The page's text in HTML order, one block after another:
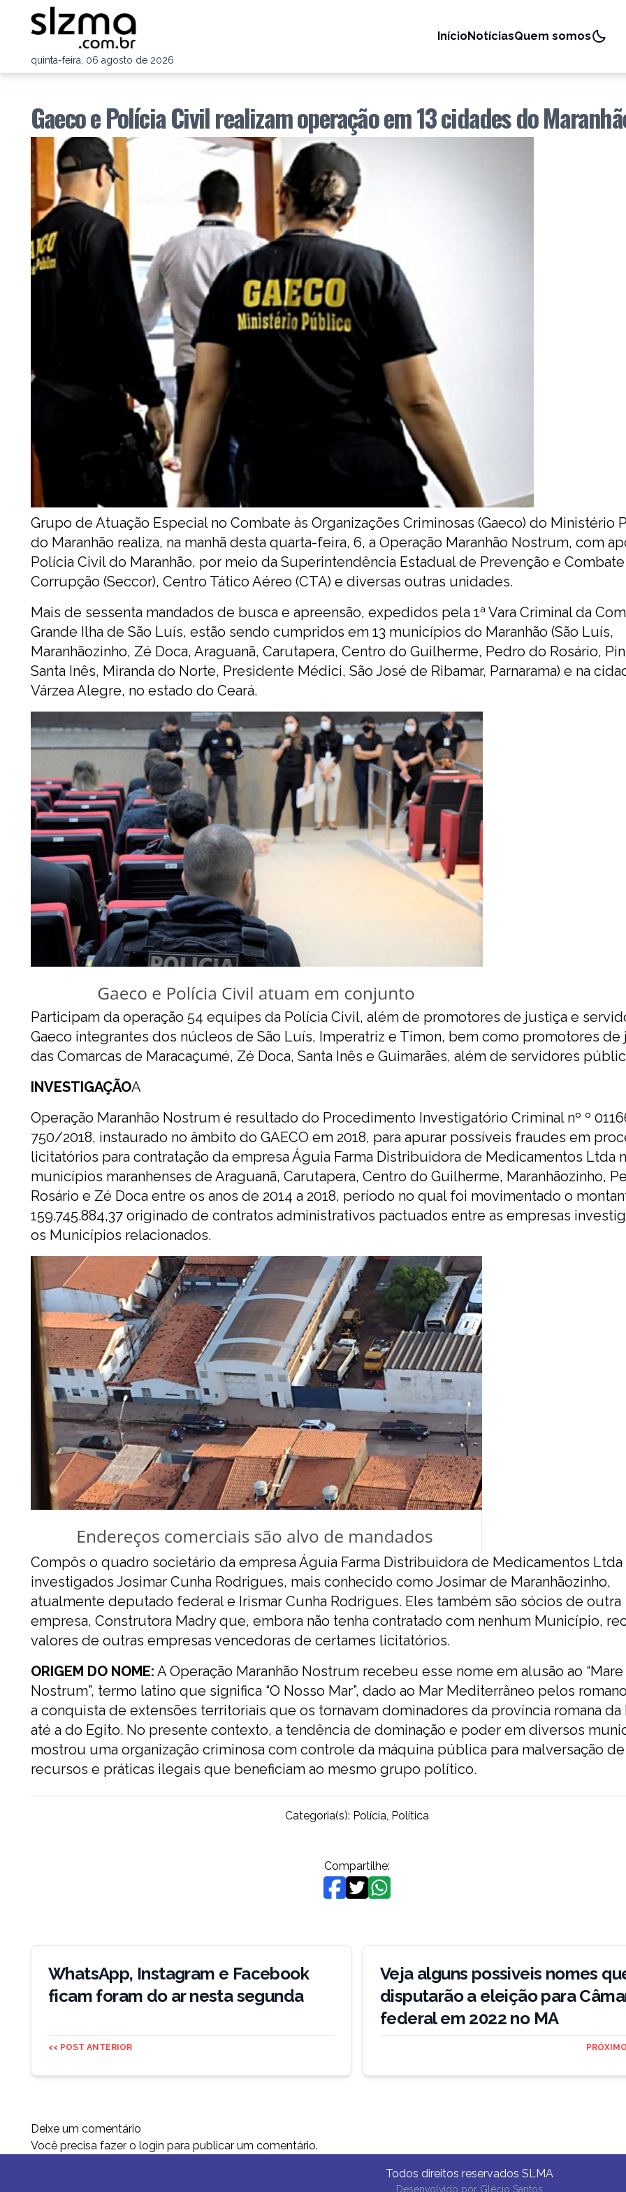
quinta-feira, 06 agosto de 2026
InícioNotíciasQuem somos
Gaeco e Polícia Civil realizam operação em 13 cidades do
Grupo de Atuação Especial no Combate às Organizações Criminosas (Gaeco) do Ministério
do Maranhão realiza, na manhã desta quarta-feira, 6, a Operação Maranhão Nostrum, com
Polícia Civil do Maranhão, por meio da Superintendência Estadual de Prevenção e Combate
Corrupção (Seccor), Centro Tático Aéreo (CTA) e diversas outras unidades.
Mais de sessenta mandados de busca e apreensão, expedidos pela 1ª Vara Criminal da
Grande Ilha de São Luís, estão sendo cumpridos em 13 municípios do Maranhão (São Luís,
Maranhãozinho, Zé Doca, Araguanã, Carutapera, Centro do Guilherme, Pedro do Rosário,
Santa Inês, Miranda do Norte, Presidente Médici, São José de Ribamar, Parnarama) e na
Várzea Alegre, no estado do Ceará.
Participam da operação 54 equipes da Polícia Civil, além de promotores de justiça e
Gaeco integrantes dos núcleos de São Luís, Imperatriz e Timon, bem como promotores de
das Comarcas de Maracaçumé, Zé Doca, Santa Inês e Guimarães, além de servidores
INVESTIGAÇÃOA
Operação Maranhão Nostrum é resultado do Procedimento Investigatório Criminal nº º
750/2018, instaurado no âmbito do GAECO em 2018, para apurar possíveis fraudes em
licitatórios para contratação da empresa Águia Farma Distribuidora de Medicamentos Ltda
municípios maranhenses de Araguanã, Carutapera, Centro do Guilherme, Maranhãozinho,
Rosário e Zé Doca entre os anos de 2014 a 2018, período no qual foi movimentado o
159.745.884,37 originado de contratos administrativos pactuados entre as empresas
os Municípios relacionados.
Compôs o quadro societário da empresa Águia Farma Distribuidora de Medicamentos Ltda
investigados Josimar Cunha Rodrigues, mais conhecido como Josimar de Maranhãozinho,
atualmente deputado federal e Irismar Cunha Rodrigues. Eles também são sócios de outra
empresa, Construtora Madry que, embora não tenha contratado com nenhum Município,
valores de outras empresas vencedoras de certames licitatórios.
ORIGEM DO NOME: A Operação Maranhão Nostrum recebeu esse nome em alusão ao “Mare
Nostrum”, termo latino que significa “O Nosso Mar”, dado ao Mar Mediterrâneo pelos
a conquista de extensões territoriais que os tornavam dominadores da província romana da
até a do Egito. No presente contexto, a tendência de dominação e poder em diversos
mostrou uma organização criminosa com controle da máquina pública para malversação de
recursos e práticas ilegais que beneficiam ao mesmo grupo político.
Categoria(s): Polícia, Política
Compartilhe:
Navegação
WhatsApp, Instagram e Facebook
ficam foram do ar nesta segunda
<< POST ANTERIOR
Veja alguns possiveis nomes
disputarão a eleição para
federal em 2022 no MA
Deixe um comentário
Você precisa fazer o login para publicar um comentário.
Todos direitos reservados SLMA
Desenvolvido por Glécio Santos